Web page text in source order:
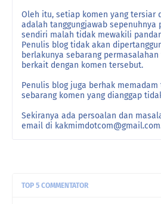
Oleh itu, setiap komen yang tersiar
adalah tanggungjawab sepenuhnya
sendiri malah tidak mewakili
Penulis blog tidak akan
berlakunya sebarang
berkait dengan komen tersebut.
Penulis blog juga berhak
sebarang komen yang dianggap
Sekiranya ada persoalan dan
email di
TOP 5 COMMENTATOR